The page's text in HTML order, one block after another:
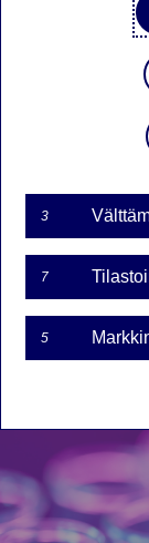
Vaikka
kertyvät
Haitallisille
rahastot
siirtymään
ja on
3
7
5